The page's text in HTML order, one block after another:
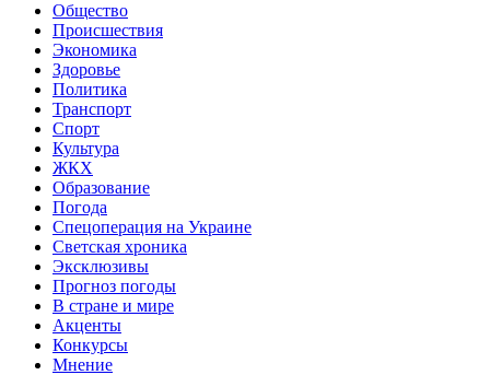
Общество
Происшествия
Экономика
Здоровье
Политика
Транспорт
Спорт
Культура
ЖКХ
Образование
Погода
Спецоперация на Украине
Светская хроника
Эксклюзивы
Прогноз погоды
В стране и мире
Акценты
Конкурсы
Мнение